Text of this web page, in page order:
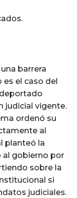
barrera
el caso del
judicial vigente.
ordenó su
al
planteó la
al gobierno por
sobre la
si
judiciales.